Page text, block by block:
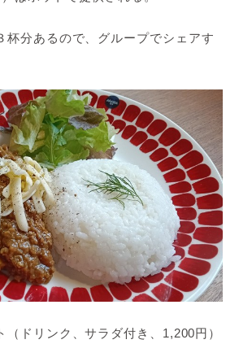
杯分あるので、グループでシェアす
（ドリンク、サラダ付き、1,200円）